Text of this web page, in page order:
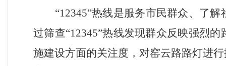
“12345”热线是服务市民群众、了解
过筛查“12345”热线发现群众反映强烈的
施建设方面的关注度，对窑云路路灯进